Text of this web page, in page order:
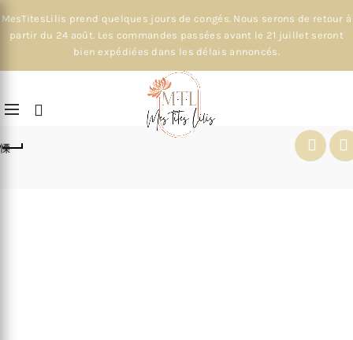
MesTitesLilis prend quelques jours de congés. Nous serons de retour à
partir du 24 août. Les commandes passées avant le 21 juillet seront
bien expédiées dans les délais annoncés.